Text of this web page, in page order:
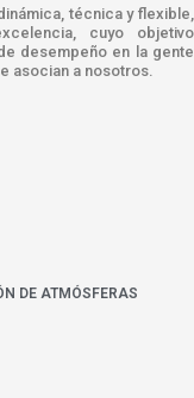
técnica y flexible,
cuyo objetivo
desempeño en la gente
asocian a nosotros.
DE ATMÓSFERAS